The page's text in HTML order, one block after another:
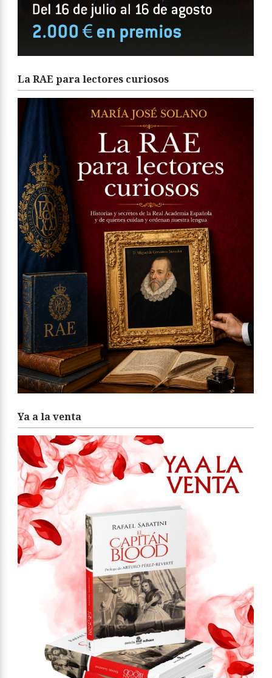
La RAE para lectores curiosos
Ya a la venta